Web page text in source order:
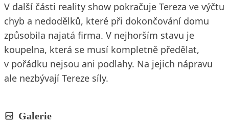
V další části reality show pokračuje Tereza ve výčtu
chyb a nedodělků, které při dokončování domu
způsobila najatá firma. V nejhorším stavu je
koupelna, která se musí kompletně předělat,
v pořádku nejsou ani podlahy. Na jejich nápravu
ale nezbývají Tereze síly.
Galerie